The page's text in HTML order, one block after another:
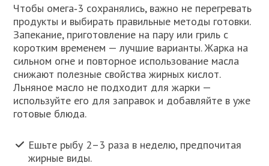
Чтобы омега‑3 сохранялись, важно не перегревать
продукты и выбирать правильные методы готовки.
Запекание, приготовление на пару или гриль с
коротким временем — лучшие варианты. Жарка на
сильном огне и повторное использование масла
снижают полезные свойства жирных кислот.
Льняное масло не подходит для жарки —
используйте его для заправок и добавляйте в уже
готовые блюда.
Ешьте рыбу 2–3 раза в неделю, предпочитая
жирные виды.